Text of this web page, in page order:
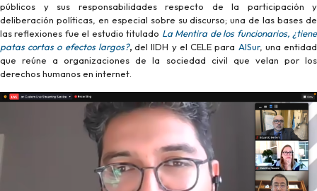
públicos y sus responsabilidades respecto de la participación y
deliberación políticas, en especial sobre su discurso; una de las bases de
las reflexiones fue el estudio titulado La Mentira de los funcionarios, ¿tiene
patas cortas o efectos largos?,del IIDH y el CELE para AlSur, una entidad
que reúne a organizaciones de la sociedad civil que velan por los
derechos humanos en internet.